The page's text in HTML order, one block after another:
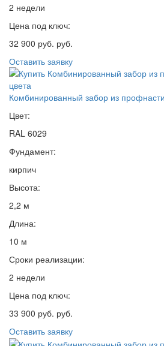
2 недели
Цена под ключ:
32 900 руб. руб.
Оставить заявку
Комбинированный забор из
Цвет:
RAL 6029
Фундамент:
кирпич
Высота:
2,2 м
Длина:
10 м
Сроки реализации:
2 недели
Цена под ключ:
33 900 руб. руб.
Оставить заявку